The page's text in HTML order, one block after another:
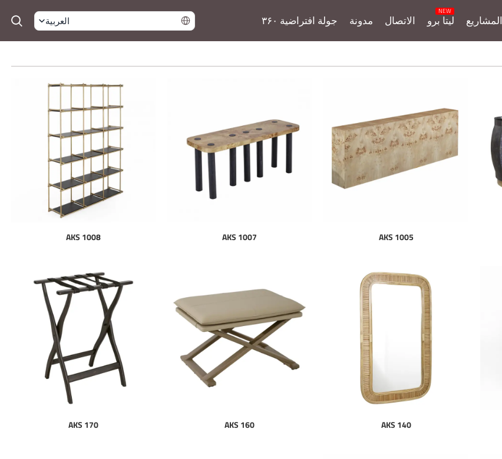
المشاريع ليتا برو الاتصال مدونة جولة افتراضية ۳۶۰ العربية
AKS 1005
AKS 1007
AKS 1008
AKS 140
AKS 160
AKS 170